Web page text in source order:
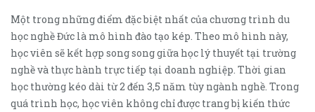
Một trong những điểm đặc biệt nhất của chương trình du
học nghề Đức là mô hình đào tạo kép. Theo mô hình này,
học viên sẽ kết hợp song song giữa học lý thuyết tại trường
nghề và thực hành trực tiếp tại doanh nghiệp. Thời gian
học thường kéo dài từ 2 đến 3,5 năm tùy ngành nghề. Trong
quá trình học, học viên không chỉ được trang bị kiến thức